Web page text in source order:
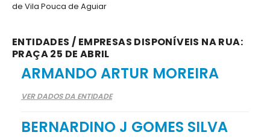
de Vila Pouca de Aguiar
ENTIDADES / EMPRESAS DISPONÍVEIS NA RUA:
PRAÇA 25 DE ABRIL
ARMANDO ARTUR MOREIRA
VER DADOS DA ENTIDADE
BERNARDINO J GOMES SILVA